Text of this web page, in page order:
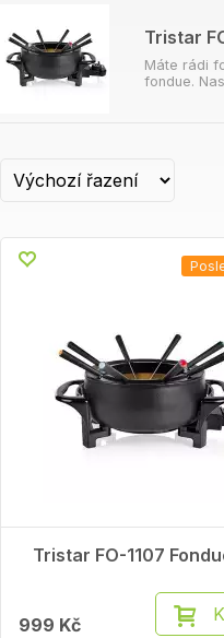
Tristar
Máte rádi
fondue.
myčce na
Tristar FO-1107
999 Kč